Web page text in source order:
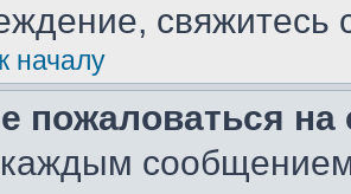
началу
пожаловаться
сообщением